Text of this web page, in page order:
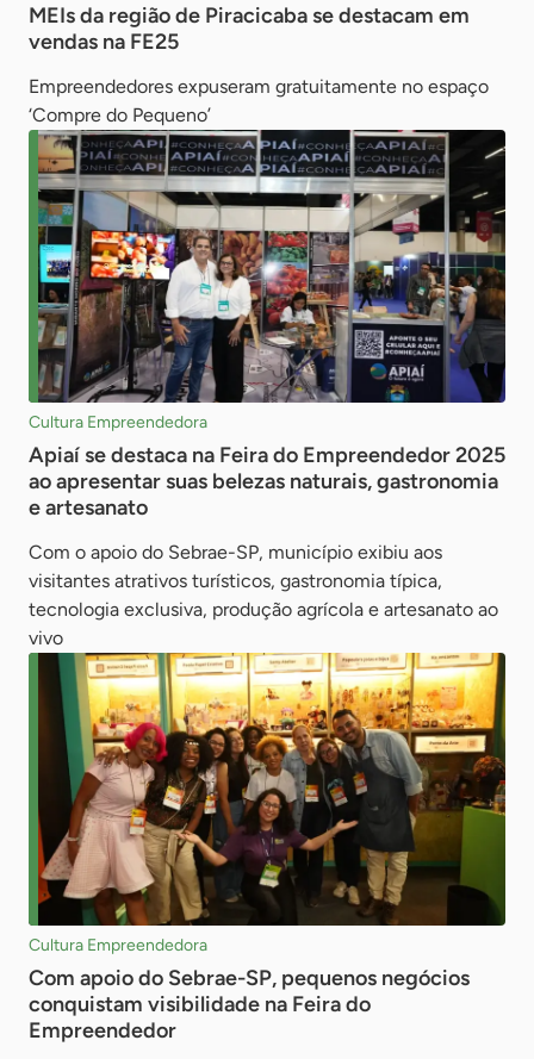
MEIs da região de Piracicaba se destacam em
vendas na FE25
Empreendedores expuseram gratuitamente no espaço
‘Compre do Pequeno’
Cultura Empreendedora
Apiaí se destaca na Feira do Empreendedor 2025
ao apresentar suas belezas naturais, gastronomia
e artesanato
Com o apoio do Sebrae-SP, município exibiu aos
visitantes atrativos turísticos, gastronomia típica,
tecnologia exclusiva, produção agrícola e artesanato ao
vivo
Cultura Empreendedora
Com apoio do Sebrae-SP, pequenos negócios
conquistam visibilidade na Feira do
Empreendedor